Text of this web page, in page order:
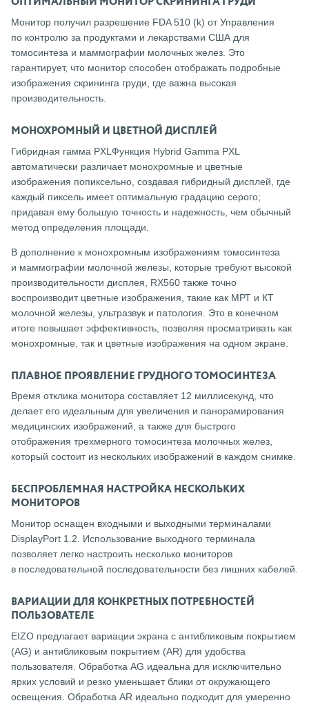
Монитор получил разрешение FDA 510 (k) от Управления
по контролю за продуктами и лекарствами США для
томосинтеза и маммографии молочных желез. Это
гарантирует, что монитор способен отображать подробные
изображения скрининга груди, где важна высокая
производительность.
МОНОХРОМНЫЙ И ЦВЕТНОЙ ДИСПЛЕЙ
Гибридная гамма PXLФункция Hybrid Gamma PXL
автоматически различает монохромные и цветные
изображения попиксельно, создавая гибридный дисплей, где
каждый пиксель имеет оптимальную градацию серого;
придавая ему большую точность и надежность, чем обычный
метод определения площади.
В дополнение к монохромным изображениям томосинтеза
и маммографии молочной железы, которые требуют высокой
производительности дисплея, RX560 также точно
воспроизводит цветные изображения, такие как МРТ и КТ
молочной железы, ультразвук и патология. Это в конечном
итоге повышает эффективность, позволяя просматривать как
монохромные, так и цветные изображения на одном экране.
ПЛАВНОЕ ПРОЯВЛЕНИЕ ГРУДНОГО ТОМОСИНТЕЗА
Время отклика монитора составляет 12 миллисекунд, что
делает его идеальным для увеличения и панорамирования
медицинских изображений, а также для быстрого
отображения трехмерного томосинтеза молочных желез,
который состоит из нескольких изображений в каждом снимке.
БЕСПРОБЛЕМНАЯ НАСТРОЙКА НЕСКОЛЬКИХ
МОНИТОРОВ
Монитор оснащен входными и выходными терминалами
DisplayPort 1.2. Использование выходного терминала
позволяет легко настроить несколько мониторов
в последовательной последовательности без лишних кабелей.
ВАРИАЦИИ ДЛЯ КОНКРЕТНЫХ ПОТРЕБНОСТЕЙ
ПОЛЬЗОВАТЕЛЕ
EIZO предлагает вариации экрана с антибликовым покрытием
(AG) и антибликовым покрытием (AR) для удобства
пользователя. Обработка AG идеальна для исключительно
ярких условий и резко уменьшает блики от окружающего
освещения. Обработка AR идеально подходит для умеренно